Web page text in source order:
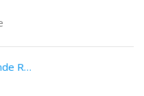
Banque Kolb Sens 100, Grande Rue